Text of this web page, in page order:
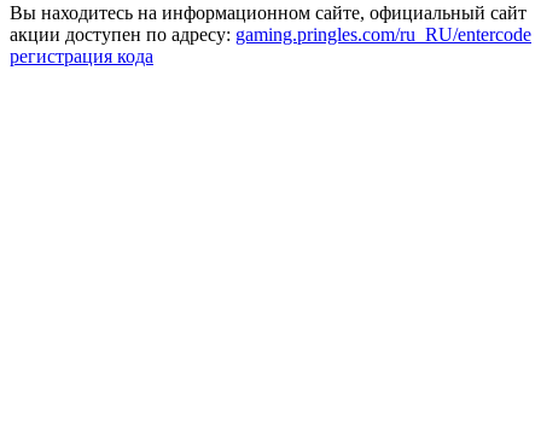
Вы находитесь на информационном сайте, официальный сайт
акции доступен по адресу: gaming.pringles.com/ru_RU/entercode
регистрация кода